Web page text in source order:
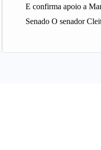
E confirma apoio a
Senado O senador